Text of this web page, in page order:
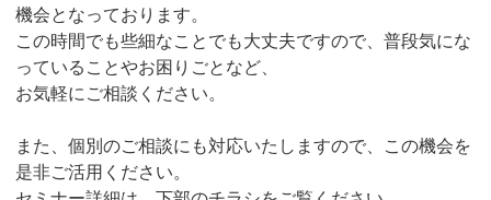
機会となっております。
この時間でも些細なことでも大丈夫ですので、普段気にな
っていることやお困りごとなど、
お気軽にご相談ください。
また、個別のご相談にも対応いたしますので、この機会を
是非ご活用ください。